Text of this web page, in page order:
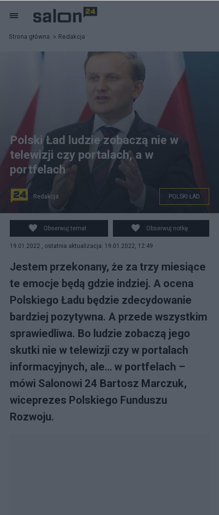
Strona główna Redakcja
Autorstwa Fot. P. Tracz Kancelaria Premiera -
Konferencja minister Elżbiety Rafalskiej i Anny
Streżyńskiej (CROPPED), PDM-owner,
https://commons.wikimedia.org/w/index.php?
Polski Ład ludzie zobaczą nie w
telewizji czy portalach, a w
portfelach
Redakcja POLSKI ŁAD
Obserwuj temat Obserwuj notkę
19.01.2022 , ostatnia aktualizacja: 19.01.2022, 12:49
Jestem przekonany, że za trzy miesiące
te emocje będą gdzie indziej. A ocena
Polskiego Ładu będzie zdecydowanie
bardziej pozytywna. A przede wszystkim
sprawiedliwa. Bo ludzie zobaczą jego
skutki nie w telewizji czy w portalach
informacyjnych, ale… w portfelach –
mówi Salonowi 24 Bartosz Marczuk,
wiceprezes Polskiego Funduszu
Rozwoju.